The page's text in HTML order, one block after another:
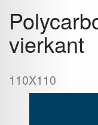
vierkant
110X110